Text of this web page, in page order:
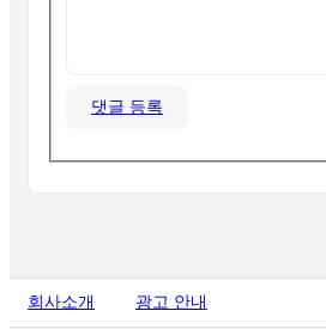
댓글 등록
회사소개 광고 안내